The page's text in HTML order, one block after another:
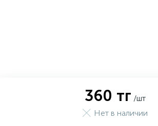
360 тг /шт
Нет в наличии